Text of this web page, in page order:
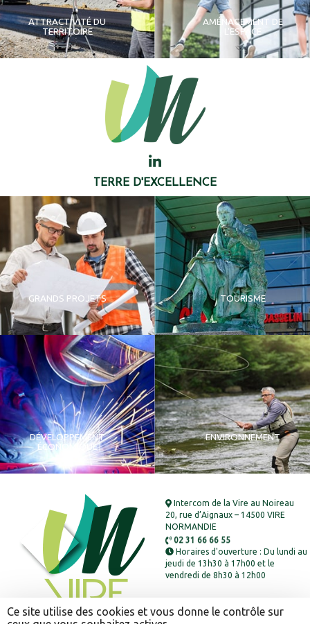
ATTRACTIVITÉ DU
TERRITOIRE
AMÉNAGEMENT DE
L'ESPACE
TERRE D'EXCELLENCE
GRANDS PROJETS TOURISME
DÉVELOPPEMENT
ÉCONOMIQUE
ENVIRONNEMENT
Intercom de la Vire au Noireau
20, rue d’Aignaux – 14500 VIRE
NORMANDIE
02 31 66 66 55
Horaires d'ouverture : Du lundi au
jeudi de 13h30 à 17h00 et le
vendredi de 8h30 à 12h00
Ce site utilise des cookies et vous donne le contrôle sur